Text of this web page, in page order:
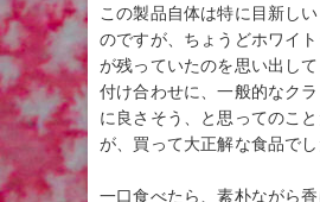
この製品自体は特に目新し
のですが、ちょうどホワイ
が残っていたのを思い出し
付け合わせに、一般的なク
に良さそう、と思ってのこ
が、買って大正解な食品でし
一口食べたら、素朴ながら